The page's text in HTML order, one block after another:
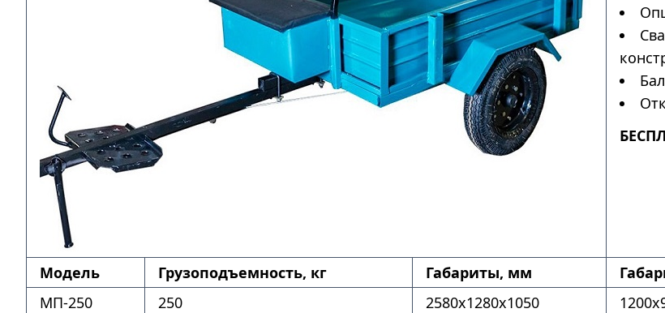
Модель Грузоподъемность, кг Габариты, мм
МП-250
250 2580x1280x1050